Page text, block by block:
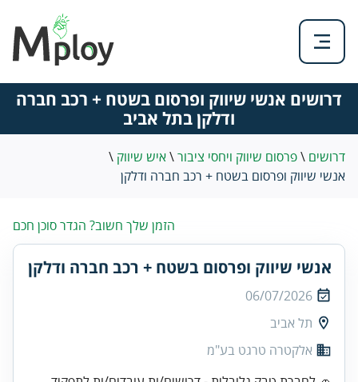
דרושים אנשי שיווק ופרסום בשטח + רכב חברה
ודלקן בתל אביב
דרושים \פרסום שיווק ויחסי ציבור\איש שיווק \
אנשי שיווק ופרסום בשטח + רכב חברה ודלקן
הזמן שלך חשוב? הגדר סוכן חכם
אנשי שיווק ופרסום בשטח + רכב חברה ודלקן
06/07/2026
תל אביב
אלקטרה טרגט בע"מ